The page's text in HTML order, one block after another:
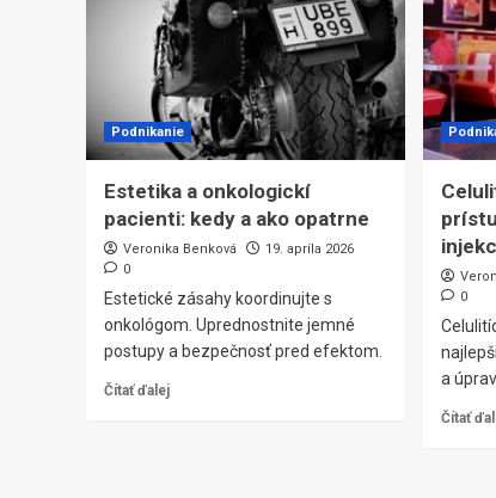
Podnikanie
Estetika a onkologickí
pacienti: kedy a ako opatrne
Veronika Benková
19. apríla 2026
0
Estetické zásahy koordinujte s
onkológom. Uprednostnite jemné
postupy a bezpečnosť pred efektom.
Čítať ďalej
0
a
Čítať